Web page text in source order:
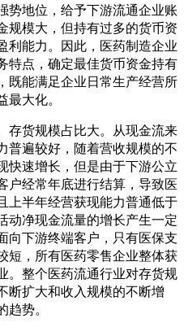
势地位，给予下游流通企业账
规模大，但持有过多的货币资
利能力。因此，医药制造企业
特点，确定最佳货币资金持有
既能满足企业日常生产经营所
大化。
存货规模占比大。从现金流来
普遍较好，随着营收规模的不
快速增长，但是由于下游公立
户经常年底进行结算，导致医
上半年经营获现能力普通低于
动净现金流量的增长产生一定
向下游终端客户，只有医保支
短，所有医药零售企业整体获
。整个医药流通行业对存货规
断扩大和收入规模的不断增
势。